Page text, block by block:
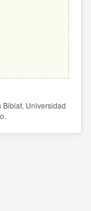
Biblat. Universidad